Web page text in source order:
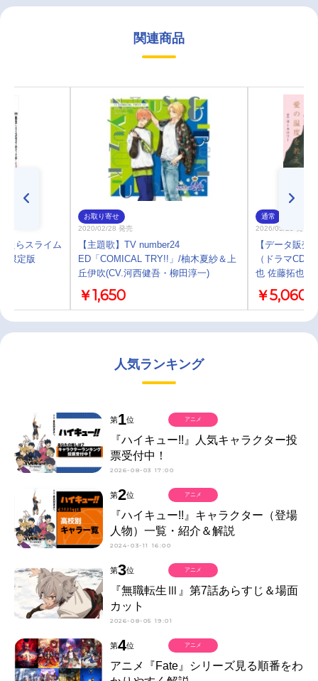
関連商品
たらスライム
限定版
お取り寄せ
2020/02/28 発売
【主題歌】TV number24
ED「COMICAL TRY!!」/柚木夏紗＆上
丘伊吹(CV.河西健吾・柳田淳一)
￥1,650
通常
2026/05/25 発売
【データ販売
（ドラマCD
也 佐藤拓也】
￥5,060
人気ランキング
第1位
『ハイキュー!!』人気キャラクター投
票受付中！
2026-08-03 17:00
アニメ
第2位
『ハイキュー!!』キャラクター（登場
人物）一覧・紹介＆解説
2024-03-11 16:00
アニメ
第3位
『無職転生Ⅲ』第7話あらすじ＆場面
カット
2026-08-05 19:01
アニメ
第4位
アニメ『Fate』シリーズ見る順番をわ
アニメ